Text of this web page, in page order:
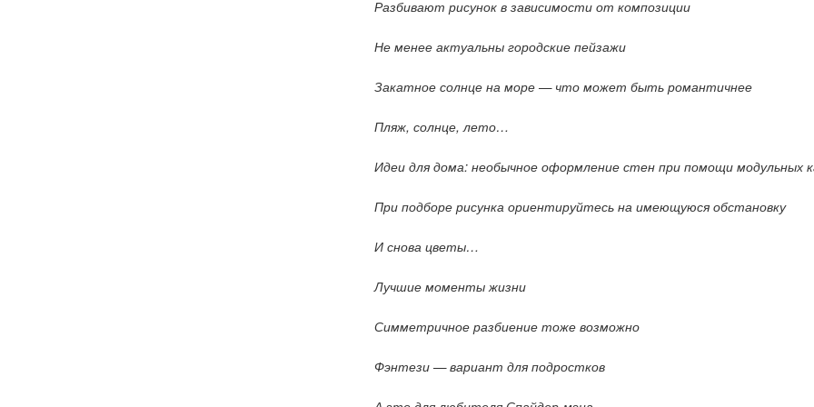
Разбивают рисунок в зависимости от композиции
Не менее актуальны городские пейзажи
Закатное солнце на море — что может быть романтичнее
Пляж, солнце, лето…
Идеи для дома: необычное оформление стен при помощи модульных
При подборе рисунка ориентируйтесь на имеющуюся обстановку
И снова цветы…
Лучшие моменты жизни
Симметричное разбиение тоже возможно
Фэнтези — вариант для подростков